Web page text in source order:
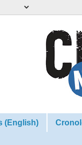
(English)